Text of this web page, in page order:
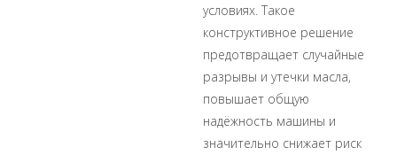
условиях. Такое
конструктивное решение
предотвращает случайные
разрывы и утечки масла,
повышает общую
надёжность машины и
значительно снижает риск